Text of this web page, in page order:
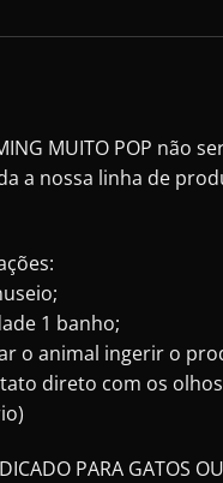
MUITO POP não
a nossa linha de
1 banho;
o animal ingerir o
direto com os
PARA GATOS